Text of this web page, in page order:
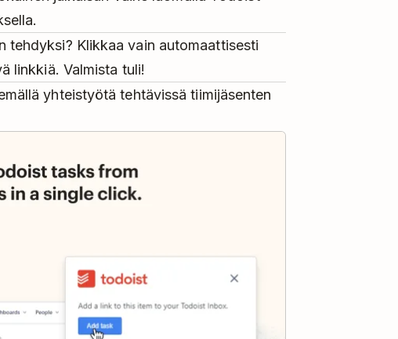
tehdyksi? Klikkaa vain automaattisesti
linkkiä. Valmista tuli!
yhteistyötä tehtävissä tiimijäsenten